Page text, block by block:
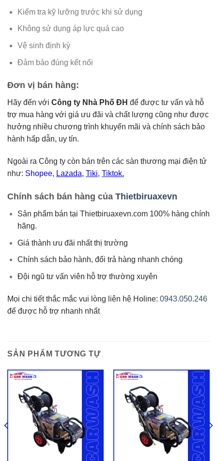
Kiểm tra kỹ lưỡng trước khi sử dụng
Không sử dụng áp lực quá cao
Vệ sinh định kỳ
Đảm bảo đúng kết nối
Đơn vị bán hàng:
Hãy đến với Công ty Nhà Phố ĐH để được tư vấn và hỗ
trợ mua hàng với giá ưu đãi và chất lượng cũng như được
hưởng nhiều chương trình khuyến mãi và chính sách bảo
hành hấp dẫn, uy tín.
Ngoài ra Công ty còn bán trên các sàn thương mại điện tử
như: Shopee, Lazada, Tiki, Tiktok.
Chính sách bán hàng của Thietbiruaxevn
Sản phẩm bán tại Thietbiruaxevn.com 100% hàng chính
hãng.
Giá thành ưu đãi nhất thị trường
Chính sách bảo hành, đổi trả hàng nhanh chóng
Đội ngũ tư vấn viên hỗ trợ thường xuyên
Mọi chi tiết thắc mắc vui lòng liên hệ Holine: 0943.050.246
để được hỗ trợ nhanh nhất
SẢN PHẨM TƯƠNG TỰ